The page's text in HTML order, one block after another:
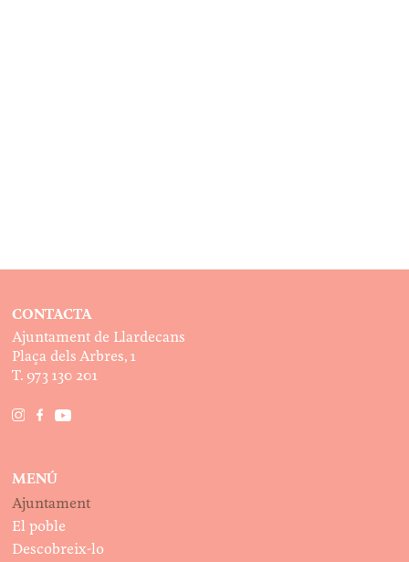
CONTACTA
Ajuntament de Llardecans
Plaça dels Arbres, 1
T. 973 130 201
MENÚ
Ajuntament
El poble
Descobreix-lo